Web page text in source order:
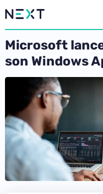
Microsoft
son Windows